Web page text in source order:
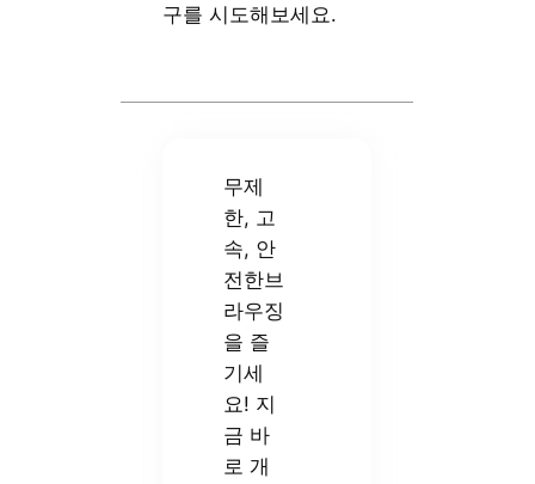
구를 시도해보세요.
무제
한, 고
속, 안
전한브
라우징
을 즐
기세
요! 지
금 바
로 개